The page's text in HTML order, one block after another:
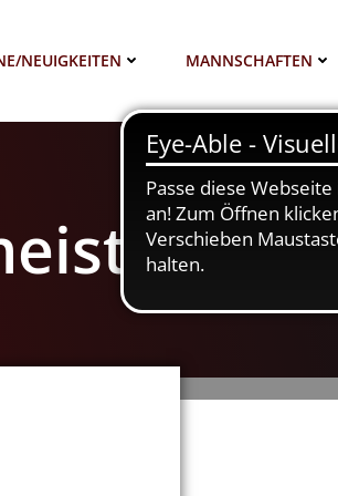
NEUIGKEITEN MANNSCHAFTEN